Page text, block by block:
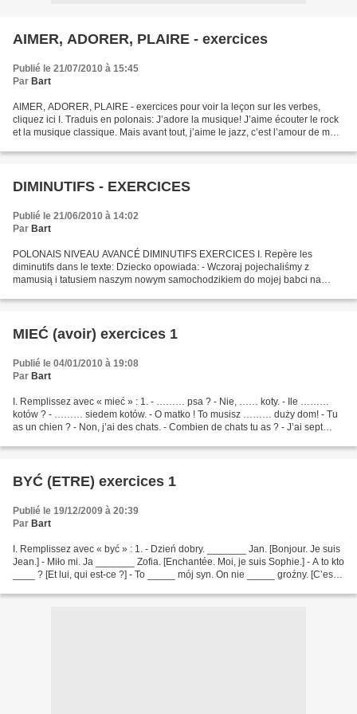
AIMER, ADORER, PLAIRE - exercices
Publié le 21/07/2010 à 15:45
Par Bart
AIMER, ADORER, PLAIRE - exercices pour voir la leçon sur les verbes,
cliquez ici I. Traduis en polonais: J’adore la musique! J’aime écouter le rock
et la musique classique. Mais avant tout, j’aime le jazz, c’est l’amour de ma
DIMINUTIFS - EXERCICES
Publié le 21/06/2010 à 14:02
Par Bart
POLONAIS NIVEAU AVANCÉ DIMINUTIFS EXERCICES I. Repère les
diminutifs dans le texte: Dziecko opowiada: - Wczoraj pojechaliśmy z
mamusią i tatusiem naszym nowym samochodzikiem do mojej babci na
MIEĆ (avoir) exercices 1
Publié le 04/01/2010 à 19:08
Par Bart
I. Remplissez avec « mieć » : 1. - ……… psa ? - Nie, …… koty. - Ile ………
kotów ? - ……… siedem kotów. - O matko ! To musisz ……… duży dom! - Tu
as un chien ? - Non, j’ai des chats. - Combien de chats tu as ? - J’ai sept
BYĆ (ETRE) exercices 1
Publié le 19/12/2009 à 20:39
Par Bart
I. Remplissez avec « być » : 1. - Dzień dobry. _______ Jan. [Bonjour. Je suis
Jean.] - Miło mi. Ja _______ Zofia. [Enchantée. Moi, je suis Sophie.] - A to kto
____ ? [Et lui, qui est-ce ?] - To _____ mój syn. On nie _____ groźny. [C’est